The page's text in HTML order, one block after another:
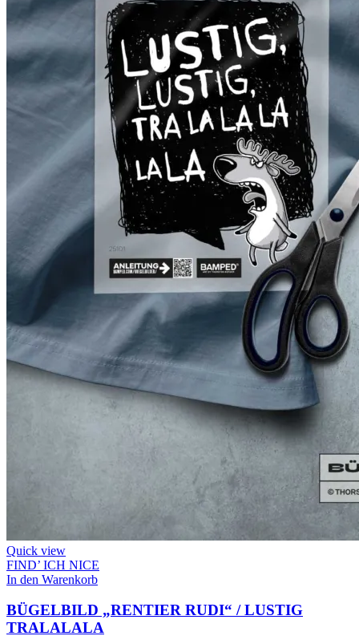
Quick view
FIND’ ICH NICE
In den Warenkorb
BÜGELBILD „RENTIER RUDI“ / LUSTIG
TRALALALA